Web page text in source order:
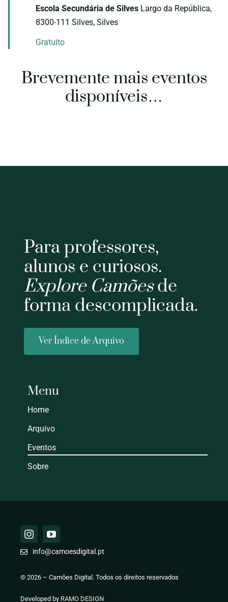
Escola Secundária de Silves Largo da República,
8300-111 Silves, Silves
Gratuito
Brevemente mais eventos
disponíveis…
Para professores,
alunos e curiosos.
Explore Camõesde
forma descomplicada.
Ver Índice de Arquivo
Menu
Home
Arquivo
Eventos
Sobre
info@camoesdigital.pt
© 2026 – Camões Digital. Todos os direitos reservados
Developed by RAMO DESIGN